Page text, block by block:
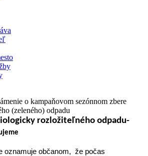
o kampaňovom sezónnom zbere
(zeleného) odpadu
rozložiteľného odpadu-
oznamuje občanom, že počas